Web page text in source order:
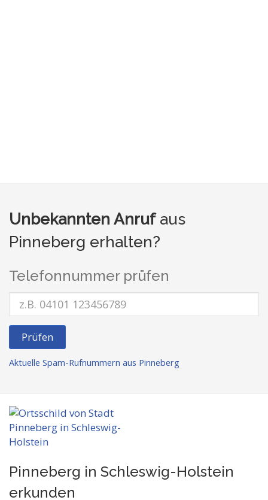
Unbekannten Anrufaus
Pinneberg erhalten?
Telefonnummer prüfen
Prüfen
Aktuelle Spam-Rufnummern aus Pinneberg
Pinneberg in Schleswig-Holstein
erkunden